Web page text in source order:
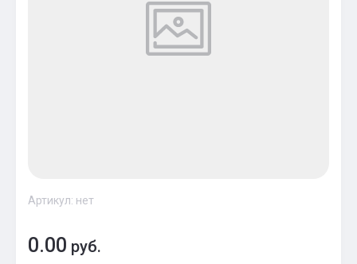
Артикул: нет
0.00 руб.